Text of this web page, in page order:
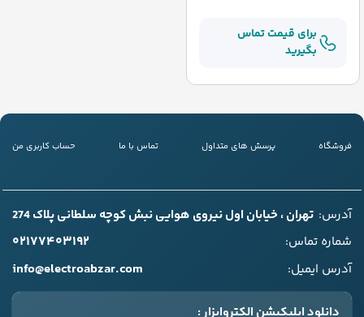
برای قیمت تماس
بگیرید
فروشگاه پرسش های متداول تماس با ما حساب کاربری من
آدرس: تهران ، خیابان اول نیروی هوایی نبش کوچه سلطانی پلاک 274
شماره تماس:
۰۲۱۷۷۴۰۳۱۹۲
آدرس ایمیل: info@electroabzar.com
دانلود اپلیکیشن الکتروابزار :